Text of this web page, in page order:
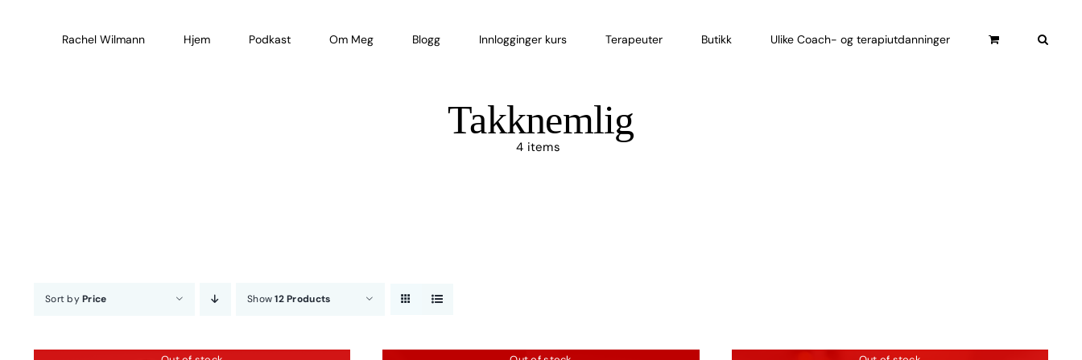
Rachel Wilmann Hjem Podkast Om Meg Blogg Innlogginger kurs Terapeuter Butikk Ulike Coach- og terapiutdanninger
Takknemlig
4 items
Sort byPrice Show12 Products